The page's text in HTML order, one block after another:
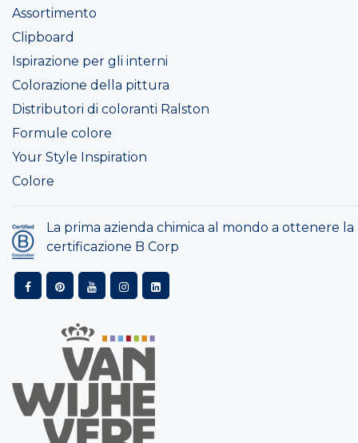
Assortimento
Clipboard
Ispirazione per gli interni
Colorazione della pittura
Distributori di coloranti Ralston
Formule colore
Your Style Inspiration
Colore
La prima azienda chimica al mondo a ottenere la
certificazione B Corp